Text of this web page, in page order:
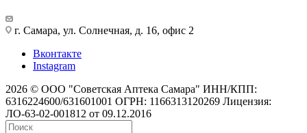
г. Самара, ул. Солнечная, д. 16, офис 2
Вконтакте
Instagram
2026 © ООО "Советская Аптека Самара" ИНН/КПП:
6316224600/631601001 ОГРН: 1166313120269 Лицензия:
ЛО-63-02-001812 от 09.12.2016